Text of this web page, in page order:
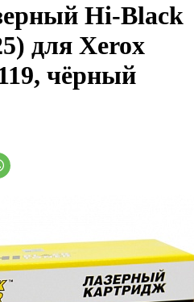
Hi-Black
для Xerox
чёрный